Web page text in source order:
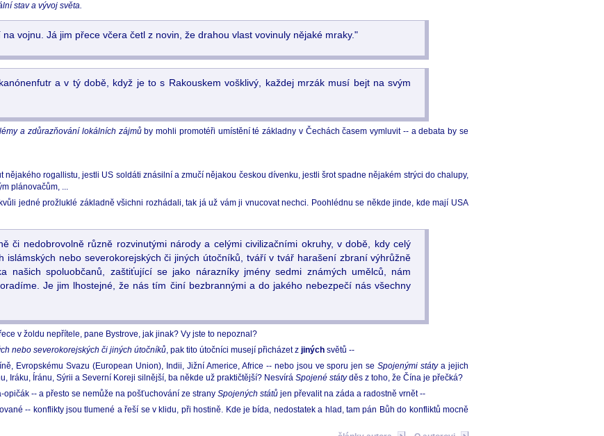
stav a vývoj světa.
vojnu. Já jim přece včera četl z novin, že drahou vlast vovinuly nějaké mraky."
a v tý době, když je to s Rakouskem vošklivý, každej mrzák musí bejt na svým
a zdůrazňování lokálních zájmůby mohli promotéři umístění té základny v Čechách časem vymluvit -- a debata by se
rogallistu, jestli US soldáti znásilní a zmučí nějakou českou dívenku, jestli šrot spadne nějakém strýci do chalupy,
plánovačům, ...
jedné prožluklé základně všichni rozhádali, tak já už vám ji vnucovat nechci. Poohlédnu se někde jinde, kde mají USA
či nedobrovolně různě rozvinutými národy a celými civilizačními okruhy, v době, kdy celý
nebo severokorejských či jiných útočníků, tváří v tvář harašení zbraní výhrůžně
našich spoluobčanů, zaštiťující se jako nárazníky jmény sedmi známých umělců, nám
Je jim lhostejné, že nás tím činí bezbrannými a do jakého nebezpečí nás všechny
v žoldu nepřítele, pane Bystrove, jak jinak? Vy jste to nepoznal?
nebo severokorejských či jiných útočníků, pak tito útočníci musejí přicházet z jiných světů --
Evropskému Svazu (European Union), Indii, Jižní Americe, Africe -- nebo jsou ve sporu jen seSpojenými státya jejich
Iráku, Íránu, Sýrii a Severní Koreji silnější, ba někde už praktičtější? Nesvírá Spojené státyděs z toho, že Čína je přečká?
-- a přesto se nemůže na pošťuchování ze strany Spojených států jen převalit na záda a radostně vrnět --
-- konflikty jsou tlumené a řeší se v klidu, při hostině. Kde je bída, nedostatek a hlad, tam pán Bůh do konfliktů mocně